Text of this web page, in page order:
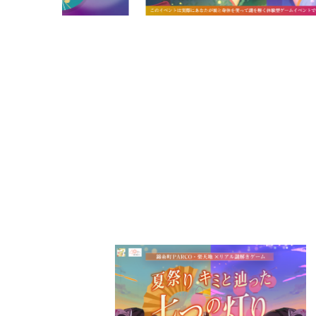
PARCOメンバーズ